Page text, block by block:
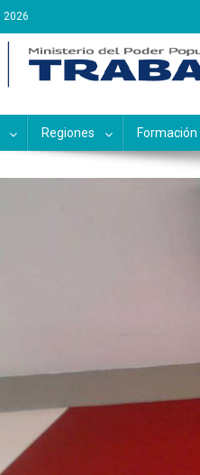
2026
Nacional de
Regiones Formación